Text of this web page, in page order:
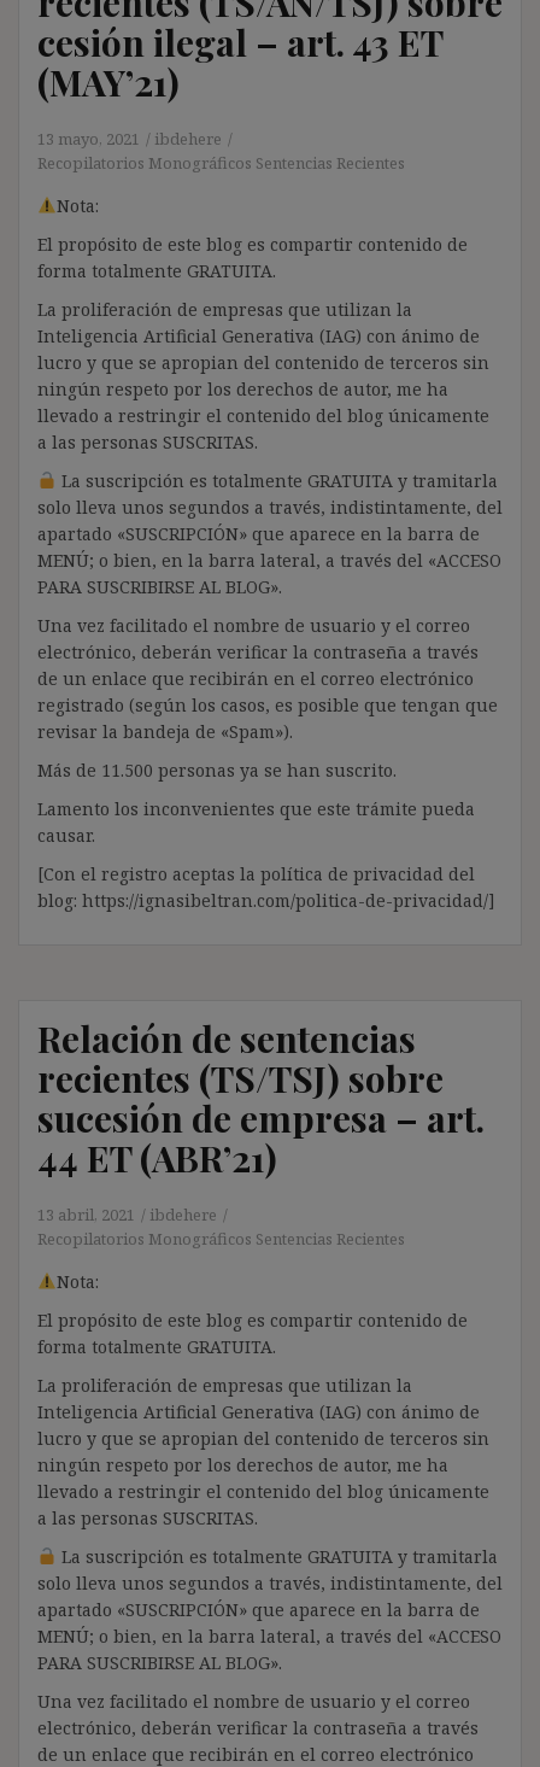
cesión ilegal – art. 43 ET
(MAY’21)
13 mayo, 2021
ibdehere
Recopilatorios Monográficos Sentencias Recientes
Nota:
El propósito de este blog es compartir contenido de
forma totalmente GRATUITA.
La proliferación de empresas que utilizan la
Inteligencia Artificial Generativa (IAG) con ánimo de
lucro y que se apropian del contenido de terceros sin
ningún respeto por los derechos de autor, me ha
llevado a restringir el contenido del blog únicamente
a las personas SUSCRITAS.
La suscripción es totalmente GRATUITA y tramitarla
solo lleva unos segundos a través, indistintamente, del
apartado «SUSCRIPCIÓN» que aparece en la barra de
MENÚ; o bien, en la barra lateral, a través del «ACCESO
PARA SUSCRIBIRSE AL BLOG».
Una vez facilitado el nombre de usuario y el correo
electrónico, deberán verificar la contraseña a través
de un enlace que recibirán en el correo electrónico
registrado (según los casos, es posible que tengan que
revisar la bandeja de «Spam»).
Más de 11.500 personas ya se han suscrito.
Lamento los inconvenientes que este trámite pueda
causar.
[Con el registro aceptas la política de privacidad del
blog: https://ignasibeltran.com/politica-de-privacidad/]
Relación de sentencias
recientes (TS/TSJ) sobre
sucesión de empresa – art.
44 ET (ABR’21)
13 abril, 2021
ibdehere
Recopilatorios Monográficos Sentencias Recientes
Nota:
El propósito de este blog es compartir contenido de
forma totalmente GRATUITA.
La proliferación de empresas que utilizan la
Inteligencia Artificial Generativa (IAG) con ánimo de
lucro y que se apropian del contenido de terceros sin
ningún respeto por los derechos de autor, me ha
llevado a restringir el contenido del blog únicamente
a las personas SUSCRITAS.
La suscripción es totalmente GRATUITA y tramitarla
solo lleva unos segundos a través, indistintamente, del
apartado «SUSCRIPCIÓN» que aparece en la barra de
MENÚ; o bien, en la barra lateral, a través del «ACCESO
PARA SUSCRIBIRSE AL BLOG».
Una vez facilitado el nombre de usuario y el correo
electrónico, deberán verificar la contraseña a través
de un enlace que recibirán en el correo electrónico